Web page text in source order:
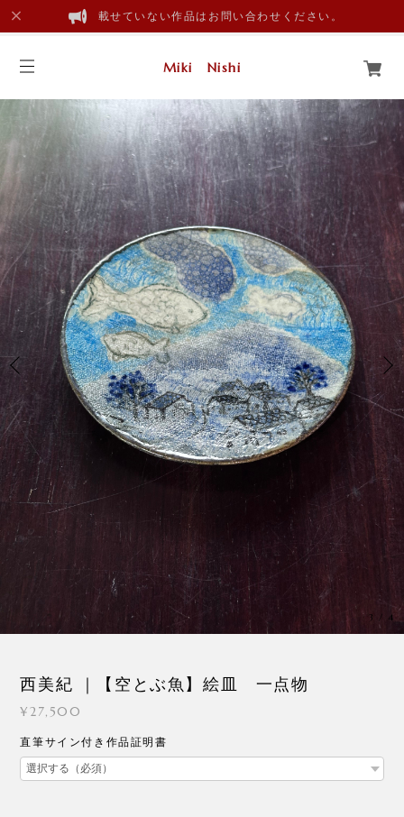
載せていない作品はお問い合わせください。
Miki Nishi
3 / 4
西美紀 ｜【空とぶ魚】絵皿 一点物
¥27,500
直筆サイン付き作品証明書